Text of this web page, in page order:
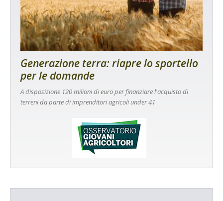
Generazione terra: riapre lo sportello
per le domande
A disposizione 120 milioni di euro per finanziare l'acquisto di
terreni da parte di imprenditori agricoli under 41